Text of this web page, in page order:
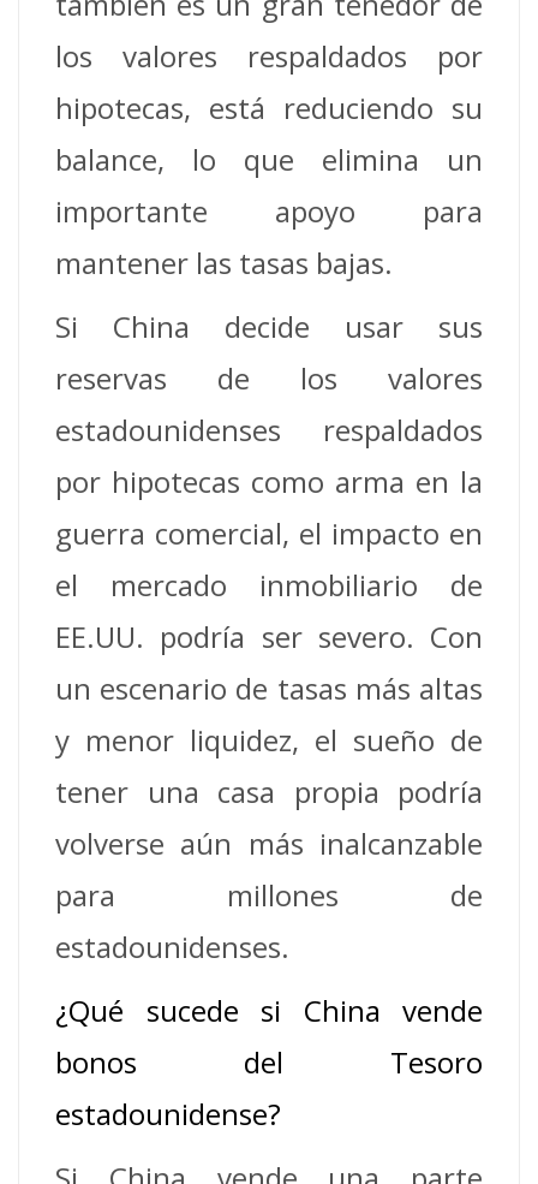
los valores respaldados por
hipotecas, está reduciendo su
balance, lo que elimina un
importante apoyo para
mantener las tasas bajas.
Si China decide usar sus
reservas de los valores
estadounidenses respaldados
por hipotecas como arma en la
guerra comercial, el impacto en
el mercado inmobiliario de
EE.UU. podría ser severo. Con
un escenario de tasas más altas
y menor liquidez, el sueño de
tener una casa propia podría
volverse aún más inalcanzable
para millones de
estadounidenses.
¿Qué sucede si China vende
bonos del Tesoro
estadounidense?